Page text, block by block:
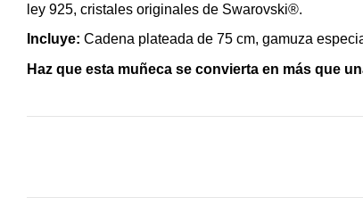
ley 925, cristales originales de Swarovski®.
Incluye: Cadena plateada de 75 cm, gamuza
Haz que esta muñeca se convierta en más que